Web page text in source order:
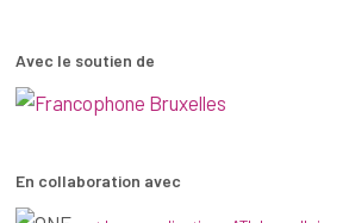
Avec le soutien de
En collaboration avec